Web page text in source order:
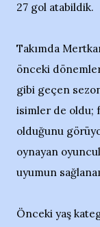
27 gol atabildik.
Takımda
önceki
gibi geçen
isimler de oldu;
olduğunu
oynayan
uyumun
Önceki yaş